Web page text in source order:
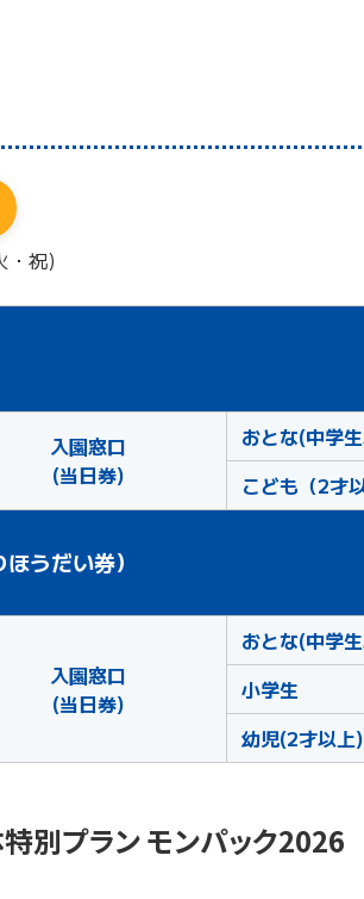
祝)
入園窓口
(当日券)
おとな(中学
こども（2才
うだい券）
入園窓口
(当日券)
おとな(中学
小学生
幼児(2才以上)
特別プラン モンパック2026